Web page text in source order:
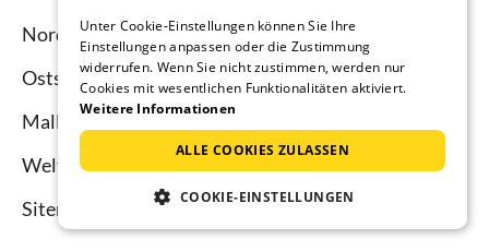
Nordsee
Ostsee
Mallorca
Weltweit
Sitemap
Unter Cookie-Einstellungen können Sie Ihre
Einstellungen anpassen oder die Zustimmung
widerrufen. Wenn Sie nicht zustimmen, werden nur
Cookies mit wesentlichen Funktionalitäten aktiviert.
Weitere Informationen
ALLE COOKIES ZULASSEN
COOKIE-EINSTELLUNGEN